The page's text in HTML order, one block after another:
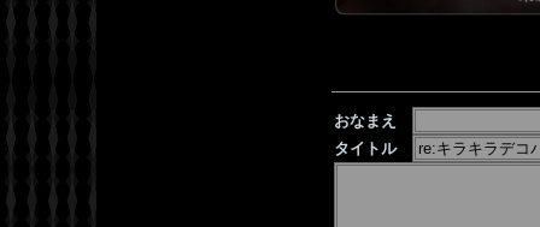
おなまえ
タイトル